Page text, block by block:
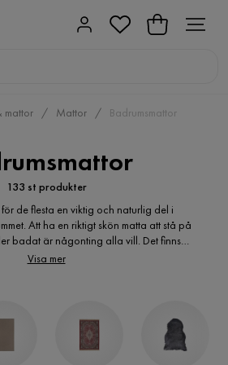
mattor Mattor Badrumsmattor
133 st produkter
de flesta en viktig och naturlig del i
Att ha en riktigt skön matta att stå på
badat är någonting alla vill. Det finns
olika kvalitet, form och färg att välja bland
på nätet och hitta den du önskar till
ett förmånligt pris.
Visa mer